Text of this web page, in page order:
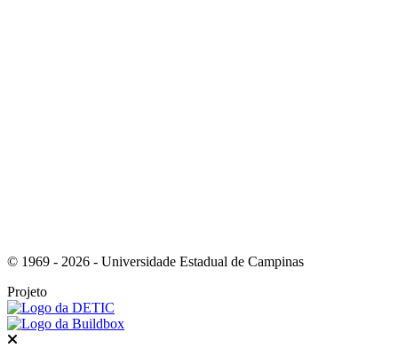
© 1969 - 2026 - Universidade Estadual de Campinas
Projeto